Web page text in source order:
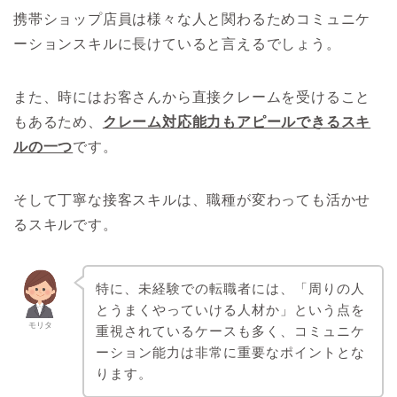
携帯ショップ店員は様々な人と関わるためコミュニケ
ーションスキルに長けていると言えるでしょう。
また、時にはお客さんから直接クレームを受けること
もあるため、 クレーム対応能力もアピールできるスキ
ルの一つです。
そして丁寧な接客スキルは、職種が変わっても活かせ
るスキルです。
モリタ
特に、未経験での転職者には、「周りの人
とうまくやっていける人材か」という点を
重視されているケースも多く、コミュニケ
ーション能力は非常に重要なポイントとな
ります。